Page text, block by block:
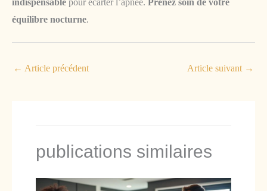
indispensable pour écarter l’apnée. Prenez soin de votre
équilibre nocturne.
← Article précédent Article suivant →
publications similaires